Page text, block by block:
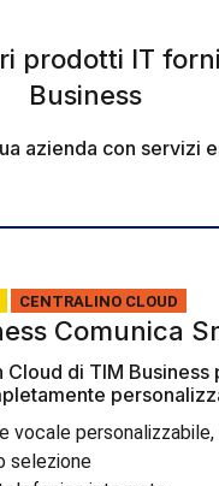
prodotti IT
Business
azienda con servizi
CENTRALINO CLOUD
Comunica
Cloud di TIM Business
vocale personalizzabile,
selezione